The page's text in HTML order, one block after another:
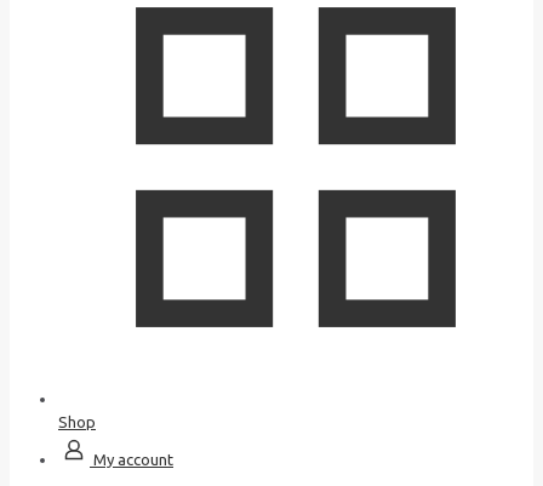
Shop
My account